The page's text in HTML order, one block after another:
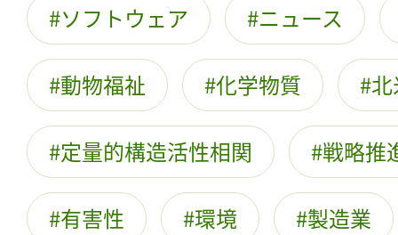
ソフトウェア ニュース
動物福祉 化学物質
定量的構造活性相関 戦略推
有害性 環境 製造業